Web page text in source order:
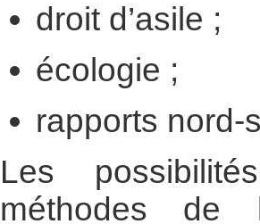
droit d’asile ;
écologie ;
rapports nord-
Les
méthodes de